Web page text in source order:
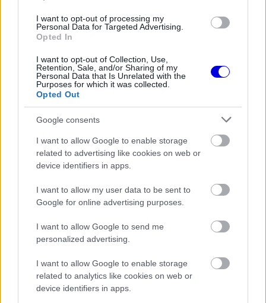
I want to opt-out of processing my
Personal Data for Targeted Advertising.
Opted In
I want to opt-out of Collection, Use,
Retention, Sale, and/or Sharing of my
Personal Data that Is Unrelated with the
Purposes for which it was collected.
Opted Out
Google consents
I want to allow Google to enable storage
related to advertising like cookies on web or
device identifiers in apps.
I want to allow my user data to be sent to
Google for online advertising purposes.
I want to allow Google to send me
personalized advertising.
I want to allow Google to enable storage
related to analytics like cookies on web or
device identifiers in apps.
is
loading.
modal
Ferrariakadémiáján nevelkedett tehetség a
versenyzőjeként bizonyíthat. A bemutatkozásra
azonban nem kellett eddig várnia, hiszen már a
2024-es idényben letette a névjegyét a
királykategóriában.
EZEKET IS AJÁNLJUK
FORMA-1
Radikális megoldással előzte meg a